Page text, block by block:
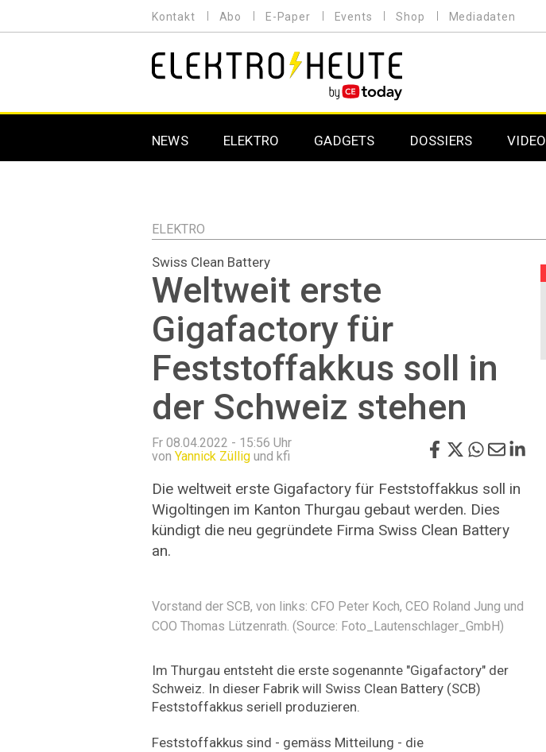
zum
MENU
Kontakt Abo E-Paper Events Shop Mediadaten
MAIN NAVIGATION
NEWS ELEKTRO GADGETS DOSSIERS VIDEO
ELEKTRO
Swiss Clean Battery
Weltweit erste
Gigafactory für
Feststoffakkus soll in
der Schweiz stehen
Fr 08.04.2022 - 15:56 Uhr
von Yannick Züllig und kfi
Die weltweit erste Gigafactory für Feststoffakkus soll in
Wigoltingen im Kanton Thurgau gebaut werden. Dies
kündigt die neu gegründete Firma Swiss Clean Battery
an.
Vorstand der SCB, von links: CFO Peter Koch, CEO Roland Jung und
COO Thomas Lützenrath. (Source: Foto_Lautenschlager_GmbH)
Im Thurgau entsteht die erste sogenannte "Gigafactory" der
Schweiz. In dieser Fabrik will Swiss Clean Battery (SCB)
Feststoffakkus seriell produzieren.
Feststoffakkus sind - gemäss Mitteilung - die